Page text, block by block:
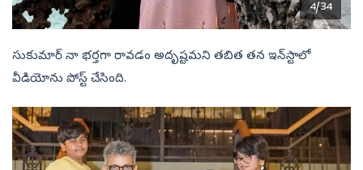
4/34
సుకుమార్ నా భర్తగా రావడం అదృష్టమని తబిత తన ఇన్‌స్టాలో
వీడియోను పోస్ట్ చేసింది.